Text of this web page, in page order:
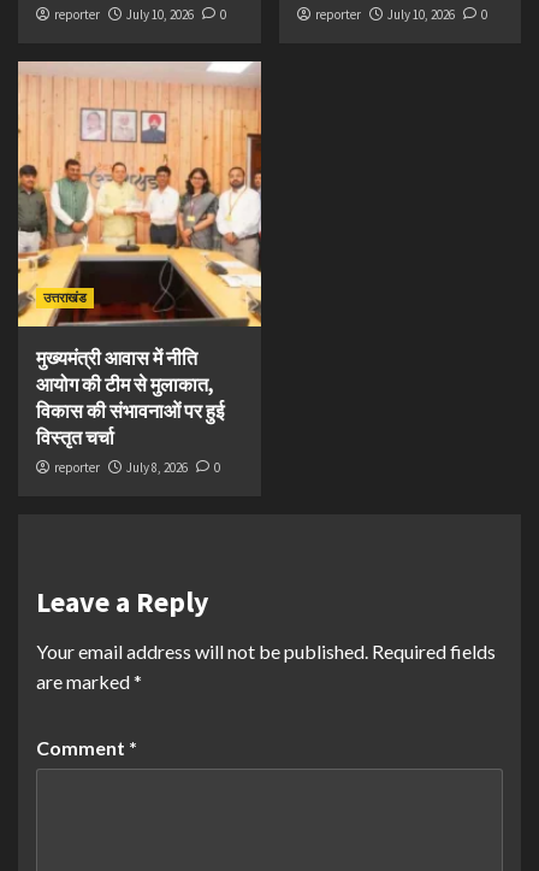
reporter July 10, 2026 0 reporter July 10, 2026 0
उत्तराखंड
मुख्यमंत्री आवास में नीति
आयोग की टीम से मुलाकात,
विकास की संभावनाओं पर हुई
विस्तृत चर्चा
reporter July 8, 2026 0
Leave a Reply
Your email address will not be published. Required fields
are marked*
Comment *